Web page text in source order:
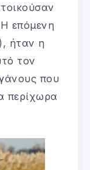
επόμενη
ήταν η
τον
που
περίχωρα